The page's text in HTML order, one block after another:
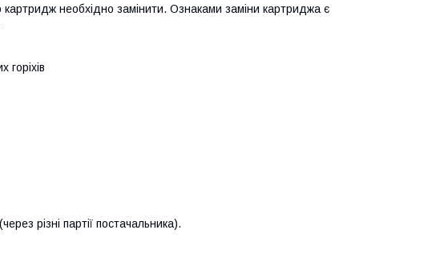
картридж необхідно замінити. Ознаками заміни картриджа є
горіхів
різні партії постачальника).